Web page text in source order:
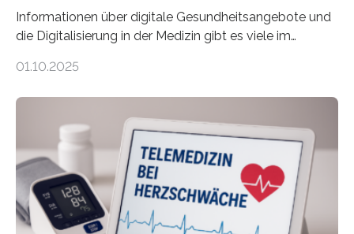
Informationen über digitale Gesundheitsangebote und
die Digitalisierung in der Medizin gibt es viele im
seriösen und wissenschaftlich abgesicherten Inhalten?
Forscherinnen der Technischen Universität Dresden
(TUD) richtet sich das Portal sowohl an Patientinnen
und Patienten, aber ebenso an medizinisches
Fachpersonal. Für all diese Zielgruppen bietet sie
speziell zugeschnittene Informationen, um deren
digitale Gesundheitskompetenz zu steigern. MiHUBx ist
01.10.2025